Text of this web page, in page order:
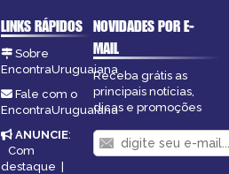
LINKS RÁPIDOS
Sobre
EncontraUruguaiana
Fale com o
EncontraUruguaiana
ANUNCIE:
Com
destaque
NOVIDADES POR E-
MAIL
Receba grátis as
principais notícias,
dicas e promoções